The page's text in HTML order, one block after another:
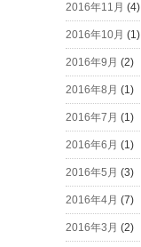
2016年11月 (4)
2016年10月 (1)
2016年9月 (2)
2016年8月 (1)
2016年7月 (1)
2016年6月 (1)
2016年5月 (3)
2016年4月 (7)
2016年3月 (2)